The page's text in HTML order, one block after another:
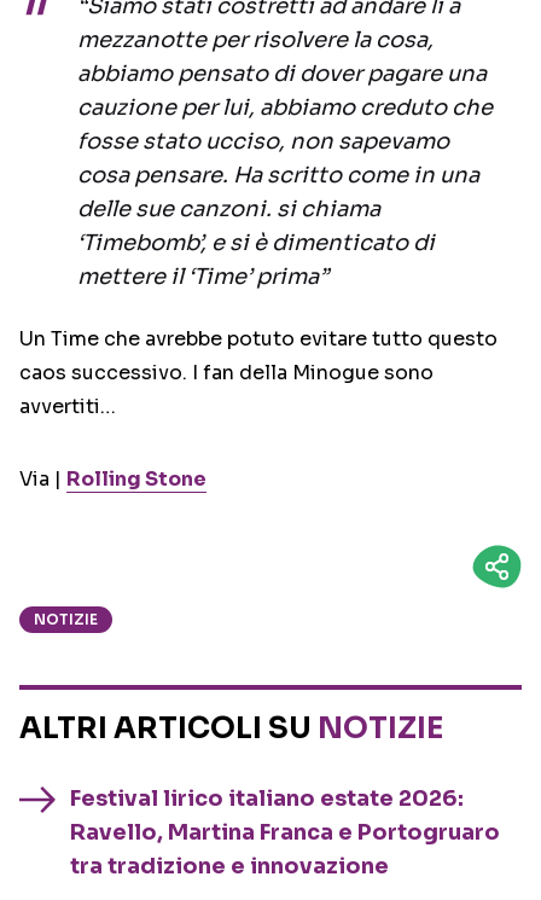
“Siamo stati costretti ad andare lì a
mezzanotte per risolvere la cosa,
abbiamo pensato di dover pagare una
cauzione per lui, abbiamo creduto che
fosse stato ucciso, non sapevamo
cosa pensare. Ha scritto come in una
delle sue canzoni. si chiama
‘Timebomb’, e si è dimenticato di
mettere il ‘Time’ prima”
Un Time che avrebbe potuto evitare tutto questo
caos successivo. I fan della Minogue sono
avvertiti…
Via | Rolling Stone
NOTIZIE
ALTRI ARTICOLI SU NOTIZIE
Festival lirico italiano estate 2026:
Ravello, Martina Franca e Portogruaro
tra tradizione e innovazione